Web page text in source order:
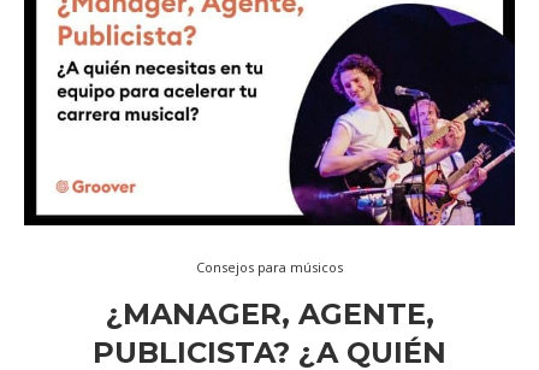
Consejos para músicos
¿MANAGER, AGENTE,
PUBLICISTA? ¿A QUIÉN